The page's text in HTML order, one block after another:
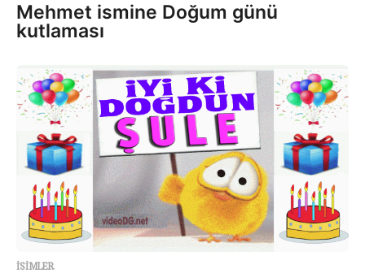
Mehmet ismine Doğum günü
kutlaması
ISIMLER